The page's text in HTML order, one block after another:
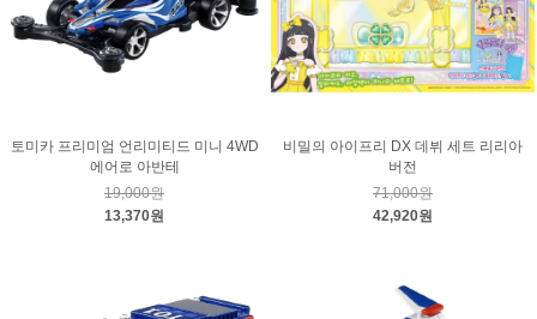
토미카 프리미엄 언리미티드 미니 4WD
에어로 아반테
19,000원
13,370원
비밀의 아이프리 DX 데뷔 세트 리리아
버전
71,000원
42,920원